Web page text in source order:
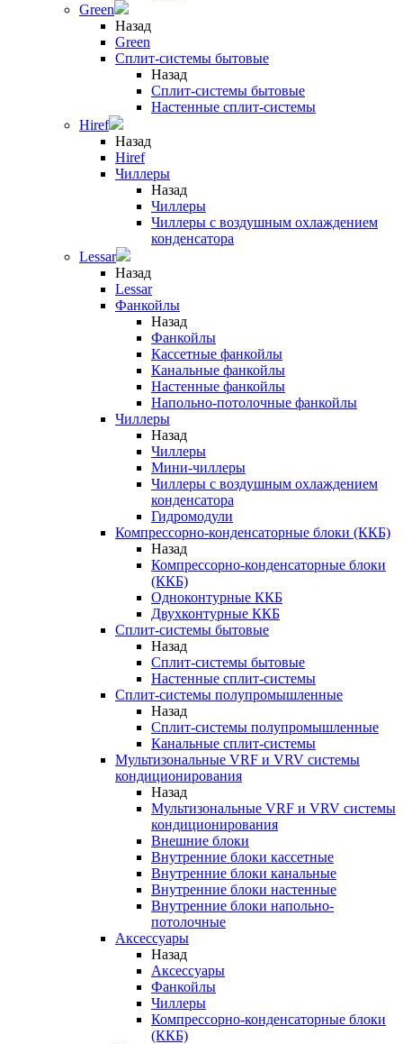
Green
Назад
Green
Сплит-системы бытовые
Назад
Сплит-системы бытовые
Настенные сплит-системы
Hiref
Назад
Hiref
Чиллеры
Назад
Чиллеры
Чиллеры с воздушным охлаждением
конденсатора
Lessar
Назад
Lessar
Фанкойлы
Назад
Фанкойлы
Кассетные фанкойлы
Канальные фанкойлы
Настенные фанкойлы
Напольно-потолочные фанкойлы
Чиллеры
Назад
Чиллеры
Мини-чиллеры
Чиллеры с воздушным охлаждением
конденсатора
Гидромодули
Компрессорно-конденсаторные блоки (ККБ)
Назад
Компрессорно-конденсаторные блоки
(ККБ)
Одноконтурные ККБ
Двухконтурные ККБ
Сплит-системы бытовые
Назад
Сплит-системы бытовые
Настенные сплит-системы
Сплит-системы полупромышленные
Назад
Сплит-системы полупромышленные
Канальные сплит-системы
Мультизональные VRF и VRV системы
кондиционирования
Назад
Мультизональные VRF и VRV системы
кондиционирования
Внешние блоки
Внутренние блоки кассетные
Внутренние блоки канальные
Внутренние блоки настенные
Внутренние блоки напольно-
потолочные
Аксессуары
Назад
Аксессуары
Фанкойлы
Чиллеры
Компрессорно-конденсаторные блоки
(ККБ)